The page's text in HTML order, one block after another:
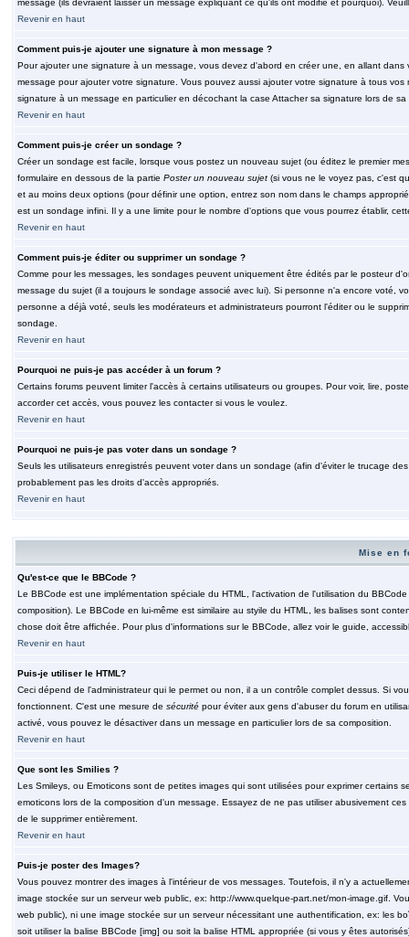
message (ils devraient laisser un message expliquant ce qu'ils ont modifié et pourquoi).
Revenir en haut
Comment puis-je ajouter une signature à mon message ?
Pour ajouter une signature à un message, vous devez d'abord en créer une, en allant
message pour ajouter votre signature. Vous pouvez aussi ajouter votre signature à tous
signature à un message en particulier en décochant la case Attacher sa signature lors de sa
Revenir en haut
Comment puis-je créer un sondage ?
Créer un sondage est facile, lorsque vous postez un nouveau sujet (ou éditez le premier
formulaire en dessous de la partie Poster un nouveau sujet(si vous ne le voyez pas, c'est
et au moins deux options (pour définir une option, entrez son nom dans le champs
est un sondage infini. Il y a une limite pour le nombre d'options que vous pourrez établir,
Revenir en haut
Comment puis-je éditer ou supprimer un sondage ?
Comme pour les messages, les sondages peuvent uniquement être édités par le posteur
message du sujet (il a toujours le sondage associé avec lui). Si personne n'a encore voté,
personne a déjà voté, seuls les modérateurs et administrateurs pourront l'éditer ou le
sondage.
Revenir en haut
Pourquoi ne puis-je pas accéder à un forum ?
Certains forums peuvent limiter l'accès à certains utilisateurs ou groupes. Pour voir, lire,
accorder cet accès, vous pouvez les contacter si vous le voulez.
Revenir en haut
Pourquoi ne puis-je pas voter dans un sondage ?
Seuls les utilisateurs enregistrés peuvent voter dans un sondage (afin d'éviter le trucage
probablement pas les droits d'accès appropriés.
Revenir en haut
Mise en
Qu'est-ce que le BBCode ?
Le BBCode est une implémentation spéciale du HTML, l'activation de l'utilisation du
composition). Le BBCode en lui-même est similaire au styile du HTML, les balises sont
chose doit être affichée. Pour plus d'informations sur le BBCode, allez voir le guide,
Revenir en haut
Puis-je utiliser le HTML?
Ceci dépend de l'administrateur qui le permet ou non, il a un contrôle complet dessus. Si
fonctionnent. C'est une mesure de sécuritépour éviter aux gens d'abuser du forum en
activé, vous pouvez le désactiver dans un message en particulier lors de sa composition.
Revenir en haut
Que sont les Smilies ?
Les Smileys, ou Emoticons sont de petites images qui sont utilisées pour exprimer certains
emoticons lors de la composition d'un message. Essayez de ne pas utiliser abusivement
de le supprimer entièrement.
Revenir en haut
Puis-je poster des Images?
Vous pouvez montrer des images à l'intérieur de vos messages. Toutefois, il n'y a
image stockée sur un serveur web public, ex: http://www.quelque-part.net/mon-image.gif.
web public), ni une image stockée sur un serveur nécessitant une authentification, ex: les
soit utiliser la balise BBCode [img] ou soit la balise HTML appropriée (si vous y êtes